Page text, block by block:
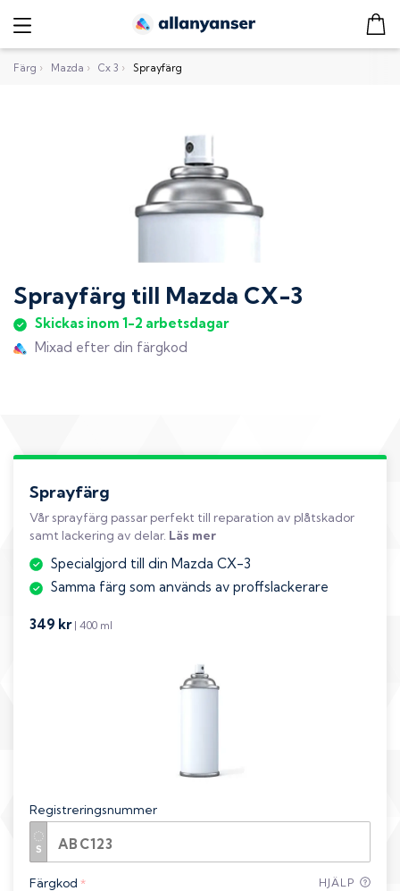
Färg › Mazda › Cx 3 › Sprayfärg
Sprayfärg till Mazda CX-3
Skickas inom 1-2 arbetsdagar
Mixad efter din färgkod
Sprayfärg
Vår sprayfärg passar perfekt till reparation av plåtskador
samt lackering av delar. Läs mer
Specialgjord till din Mazda CX-3
Samma färg som används av proffslackerare
349 kr| 400 ml
Registreringsnummer
Färgkod * HJÄLP